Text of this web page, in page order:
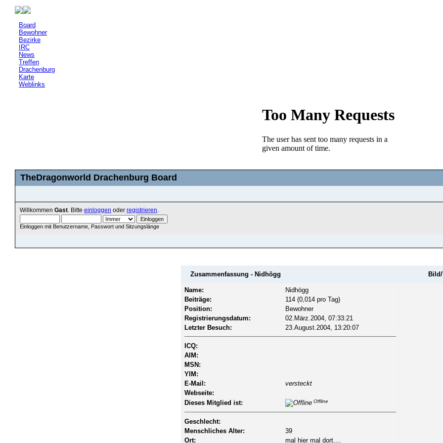
Board
Bewohner
Bezirke
IRC
News
Treffen
Drachenburg
Karte
Weblinks
TheDragonworld Drachenburg Board
Willkommen Gast . Bitte einloggen oder registrieren
Einloggen mit Benutzername, Passwort und Sitzungslänge
Zusammenfassung - Nidhögg
Name:
Nidhögg
Beiträge:
114 (0,014 pro Tag)
Position:
Bewohner
Registrierungsdatum:
02.März.2004, 07:33:21
Letzter Besuch:
23.August.2004, 13:20:07
ICQ:
AIM:
MSN:
YIM:
E-Mail:
versteckt
Webseite:
Dieses Mitglied ist:
Offline
Geschlecht:
Menschliches Alter:
39
Ort:
mal hier mal dort....